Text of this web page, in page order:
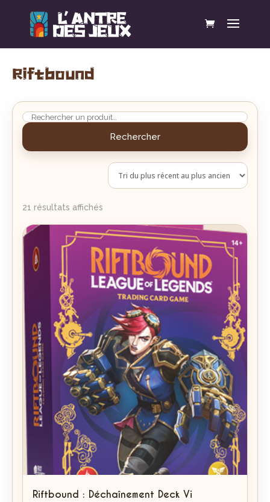
Riftbound
Rechercher
21 résultats affichés
du
plus
récent
au
plus
ancien
Riftbound : Déchaînement Deck Vi